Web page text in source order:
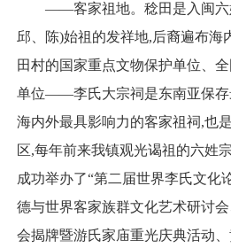
——客家祖地。稔田是入闽六姓
邱、陈)始祖的发祥地,后裔遍布海
田村的国家重点文物保护单位、
单位——李氏大宗祠是东南亚保存
海内外最具影响力的客家祖祠,也
区,每年前来我镇观光谒祖的六姓
成功举办了“第二届世界李氏文化
德与世界客家族群文化艺术研讨
会揭牌暨游氏家庙重光庆典活动